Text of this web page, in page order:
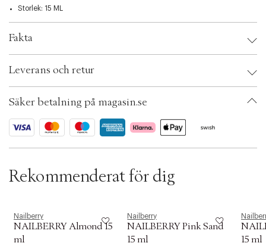
.
l
t
n
Storlek: 15 ML
Fakta
EAN: 8715309908590
ID: ADXK57-0008
Leverans och retur
Säker betalning på magasin.se
Rekommenderat för dig
Nailberry
NAILBERRY Almond 15
ml
Nailberry
NAILBERRY Pink Sand
15 ml
15 ml